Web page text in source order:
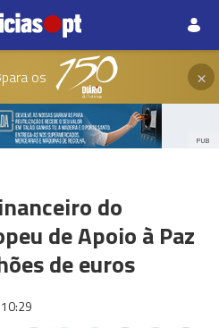
para os ×
PUB
do
de Apoio à Paz
de euros
10:29